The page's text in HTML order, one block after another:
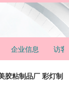
企业信息 访客
胶粘制品厂 彩灯制